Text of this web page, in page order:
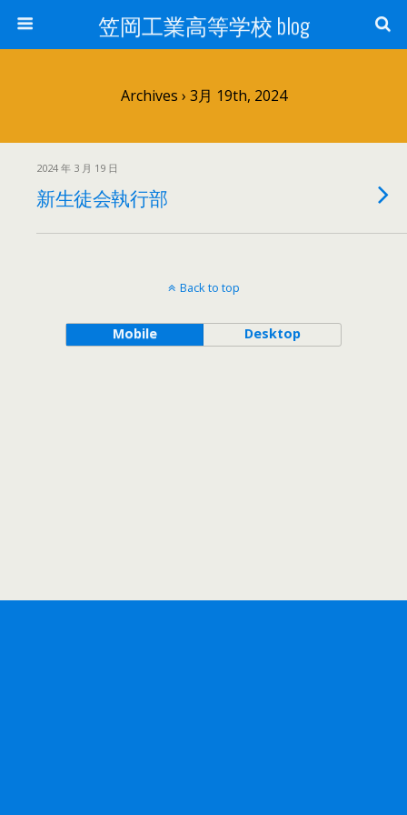
笠岡工業高等学校 blog
Archives › 3月 19th, 2024
2024 年 3 月 19 日
新生徒会執行部
Back to top
Mobile Desktop